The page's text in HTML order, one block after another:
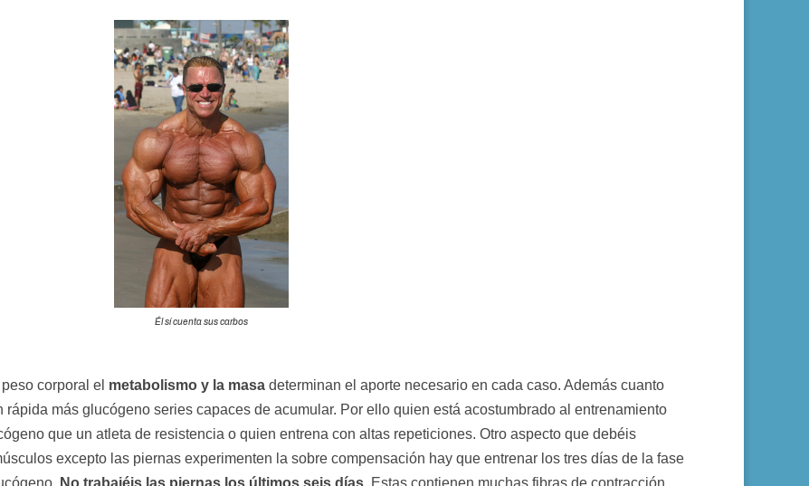
Él sí cuenta sus carbos
corporal el metabolismo y la masa determinan el aporte necesario en cada caso. Además cuanto
más glucógeno series capaces de acumular. Por ello quien está acostumbrado al entrenamiento
que un atleta de resistencia o quien entrena con altas repeticiones. Otro aspecto que debéis
excepto las piernas experimenten la sobre compensación hay que entrenar los tres días de la fase
No trabajéis las piernas los últimos seis días. Estas contienen muchas fibras de contracción